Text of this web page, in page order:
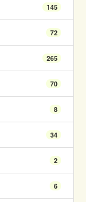
145
72
265
70
8
34
2
6